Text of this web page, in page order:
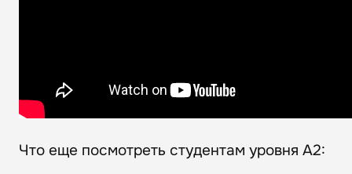
Что еще посмотреть студентам уровня А2: